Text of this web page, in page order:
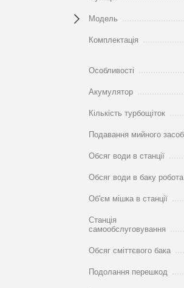
Модель
Комплектація
Особливості
Акумулятор
Кількість турбощіток
Подавання мийного
Обсяг води в станції
Обсяг води в баку робота
Об'єм мішка в станції
Станція
самообслуговування
Обсяг сміттєвого бака
Подолання перешкод